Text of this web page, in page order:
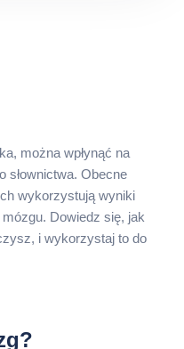
można wpłynąć na
słownictwa. Obecne
wykorzystują wyniki
Dowiedz się, jak
i wykorzystaj to do